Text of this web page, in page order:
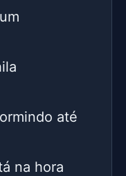
até
na hora